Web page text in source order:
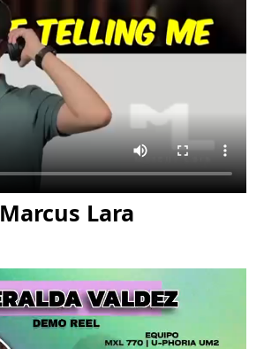
Marcus Lara